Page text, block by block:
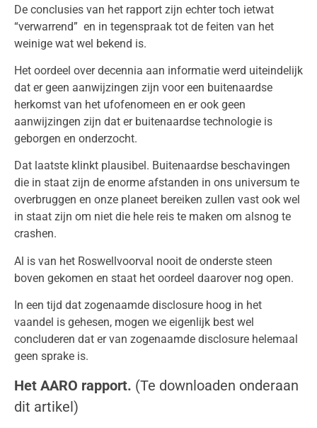
De conclusies van het rapport zijn echter toch ietwat
“verwarrend” en in tegenspraak tot de feiten van het
weinige wat wel bekend is.
Het oordeel over decennia aan informatie werd uiteindelijk
dat er geen aanwijzingen zijn voor een buitenaardse
herkomst van het ufofenomeen en er ook geen
aanwijzingen zijn dat er buitenaardse technologie is
geborgen en onderzocht.
Dat laatste klinkt plausibel. Buitenaardse beschavingen
die in staat zijn de enorme afstanden in ons universum te
overbruggen en onze planeet bereiken zullen vast ook wel
in staat zijn om niet die hele reis te maken om alsnog te
crashen.
Al is van het Roswellvoorval nooit de onderste steen
boven gekomen en staat het oordeel daarover nog open.
In een tijd dat zogenaamde disclosure hoog in het
vaandel is gehesen, mogen we eigenlijk best wel
concluderen dat er van zogenaamde disclosure helemaal
geen sprake is.
Het AARO rapport. (Te downloaden onderaan
dit artikel)